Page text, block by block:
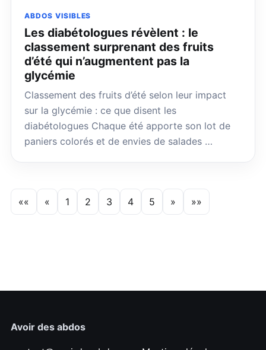
ABDOS VISIBLES
Les diabétologues révèlent : le
classement surprenant des fruits
d’été qui n’augmentent pas la
glycémie
Classement des fruits d’été selon leur impact
sur la glycémie : ce que disent les
diabétologues Chaque été apporte son lot de
paniers colorés et de envies de salades …
«« « 1 2 3 4 5 » »»
Avoir des abdos